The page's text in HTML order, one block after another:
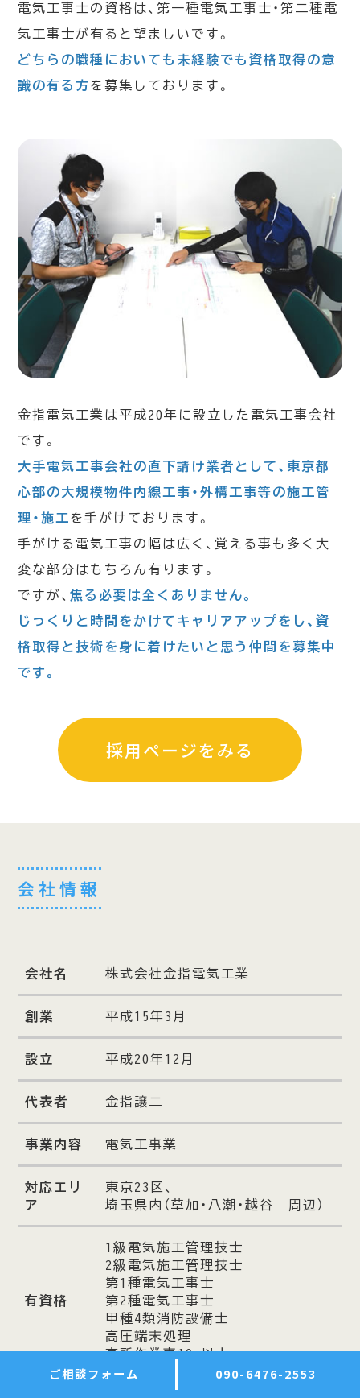
電気工事士の資格は、第一種電気工事士・第二種電
気工事士が有ると望ましいです。
どちらの職種においても未経験でも資格取得の意
識の有る方を募集しております。
金指電気工業は平成20年に設立した電気工事会社
です。
大手電気工事会社の直下請け業者として、東京都
心部の大規模物件内線工事・外構工事等の施工管
理・施工を手がけております。
手がける電気工事の幅は広く、覚える事も多く大
変な部分はもちろん有ります。
ですが、焦る必要は全くありません。
じっくりと時間をかけてキャリアアップをし、資
格取得と技術を身に着けたいと思う仲間を募集中
です。
採用ページをみる
会社情報
会社名 株式会社金指電気工業
創業 平成15年3月
設立 平成20年12月
代表者 金指譲二
事業内容 電気工事業
対応エリ
ア
東京23区、
埼玉県内（草加・八潮・越谷 周辺）
有資格
1級電気施工管理技士
2級電気施工管理技士
第1種電気工事士
第2種電気工事士
甲種4類消防設備士
高圧端末処理
高所作業車10m以上
ご相談フォーム 090-6476-2553